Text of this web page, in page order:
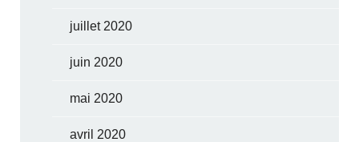
juillet 2020
juin 2020
mai 2020
avril 2020